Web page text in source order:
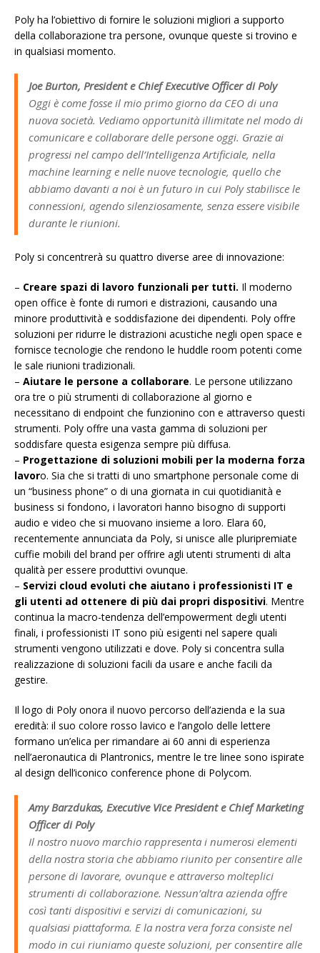
Poly ha l’obiettivo di fornire le soluzioni migliori a supporto
della collaborazione tra persone, ovunque queste si trovino e
in qualsiasi momento.
Joe Burton, President e Chief Executive Officer di Poly
Oggi è come fosse il mio primo giorno da CEO di una
nuova società. Vediamo opportunità illimitate nel modo di
comunicare e collaborare delle persone oggi. Grazie ai
progressi nel campo dell’Intelligenza Artificiale, nella
machine learning e nelle nuove tecnologie, quello che
abbiamo davanti a noi è un futuro in cui Poly stabilisce le
connessioni, agendo silenziosamente, senza essere visibile
durante le riunioni.
Poly si concentrerà su quattro diverse aree di innovazione:
– Creare spazi di lavoro funzionali per tutti. Il moderno
open office è fonte di rumori e distrazioni, causando una
minore produttività e soddisfazione dei dipendenti. Poly offre
soluzioni per ridurre le distrazioni acustiche negli open space e
fornisce tecnologie che rendono le huddle room potenti come
le sale riunioni tradizionali.
– Aiutare le persone a collaborare. Le persone utilizzano
ora tre o più strumenti di collaborazione al giorno e
necessitano di endpoint che funzionino con e attraverso questi
strumenti. Poly offre una vasta gamma di soluzioni per
soddisfare questa esigenza sempre più diffusa.
– Progettazione di soluzioni mobili per la moderna forza
lavoro. Sia che si tratti di uno smartphone personale come di
un “business phone” o di una giornata in cui quotidianità e
business si fondono, i lavoratori hanno bisogno di supporti
audio e video che si muovano insieme a loro. Elara 60,
recentemente annunciata da Poly, si unisce alle pluripremiate
cuffie mobili del brand per offrire agli utenti strumenti di alta
qualità per essere produttivi ovunque.
– Servizi cloud evoluti che aiutano i professionisti IT e
gli utenti ad ottenere di più dai propri dispositivi. Mentre
continua la macro-tendenza dell’empowerment degli utenti
finali, i professionisti IT sono più esigenti nel sapere quali
strumenti vengono utilizzati e dove. Poly si concentra sulla
realizzazione di soluzioni facili da usare e anche facili da
gestire.
Il logo di Poly onora il nuovo percorso dell’azienda e la sua
eredità: il suo colore rosso lavico e l’angolo delle lettere
formano un’elica per rimandare ai 60 anni di esperienza
nell’aeronautica di Plantronics, mentre le tre linee sono ispirate
al design dell’iconico conference phone di Polycom.
Amy Barzdukas, Executive Vice President e Chief Marketing
Officer di Poly
Il nostro nuovo marchio rappresenta i numerosi elementi
della nostra storia che abbiamo riunito per consentire alle
persone di lavorare, ovunque e attraverso molteplici
strumenti di collaborazione. Nessun’altra azienda offre
così tanti dispositivi e servizi di comunicazioni, su
qualsiasi piattaforma. E la nostra vera forza consiste nel
modo in cui riuniamo queste soluzioni, per consentire alle